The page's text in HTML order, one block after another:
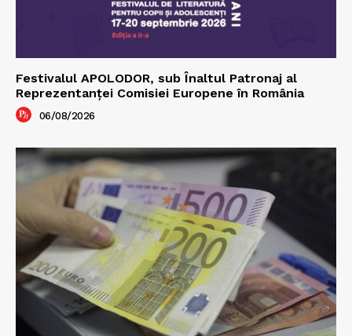
Festivalul APOLODOR, sub Înaltul Patronaj al
Reprezentanței Comisiei Europene în România
06/08/2026